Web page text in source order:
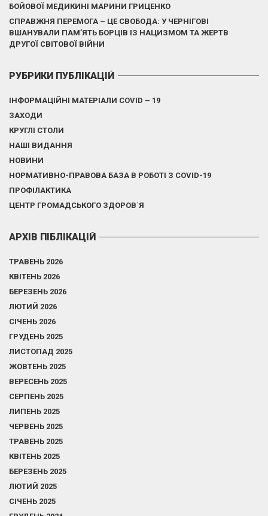
БОЙОВОЇ МЕДИКИНІ МАРИНИ ГРИЦЕНКО
СПРАВЖНЯ ПЕРЕМОГА – ЦЕ СВОБОДА: У ЧЕРНІГОВІ
ВШАНУВАЛИ ПАМ’ЯТЬ БОРЦІВ ІЗ НАЦИЗМОМ ТА ЖЕРТВ
ДРУГОЇ СВІТОВОЇ ВІЙНИ
РУБРИКИ ПУБЛІКАЦІЙ
ІНФОРМАЦІЙНІ МАТЕРІАЛИ COVID – 19
ЗАХОДИ
КРУГЛІ СТОЛИ
НАШІ ВИДАННЯ
НОВИНИ
НОРМАТИВНО-ПРАВОВА БАЗА В РОБОТІ З COVID-19
ПРОФІЛАКТИКА
ЦЕНТР ГРОМАДСЬКОГО ЗДОРОВ`Я
АРХІВ ПІБЛІКАЦІЙ
ТРАВЕНЬ 2026
КВІТЕНЬ 2026
БЕРЕЗЕНЬ 2026
ЛЮТИЙ 2026
СІЧЕНЬ 2026
ГРУДЕНЬ 2025
ЛИСТОПАД 2025
ЖОВТЕНЬ 2025
ВЕРЕСЕНЬ 2025
СЕРПЕНЬ 2025
ЛИПЕНЬ 2025
ЧЕРВЕНЬ 2025
ТРАВЕНЬ 2025
КВІТЕНЬ 2025
БЕРЕЗЕНЬ 2025
ЛЮТИЙ 2025
СІЧЕНЬ 2025